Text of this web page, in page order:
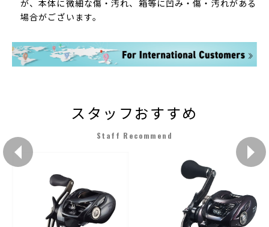
が、本体に微細な傷・汚れ、箱等に凹み・傷・汚れがある
場合がございます。
スタッフおすすめ
Staff Recommend